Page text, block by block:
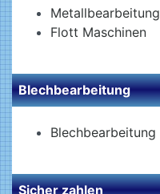
Metallbearbeitung
Flott Maschinen
Blechbearbeitung
Blechbearbeitung
Sicher zahlen